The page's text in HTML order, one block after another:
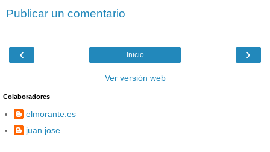
Publicar un comentario
‹ ›
Inicio
Ver versión web
Colaboradores
elmorante.es
juan jose